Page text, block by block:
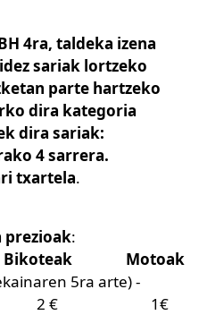
4ra, taldeka izena
sariak lortzeko
parte hartzeko
dira kategoria
dira sariak:
4 sarrera.
txartela.
prezioak:
Bikoteak
Motoak
(ekainaren 5ra arte) -
2 € 1€